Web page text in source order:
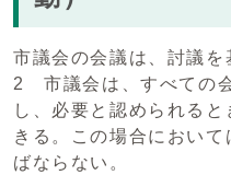
市議会の会議は、討議を
2 市議会は、すべての
し、必要と認められる
きる。この場合におい
ばならない。